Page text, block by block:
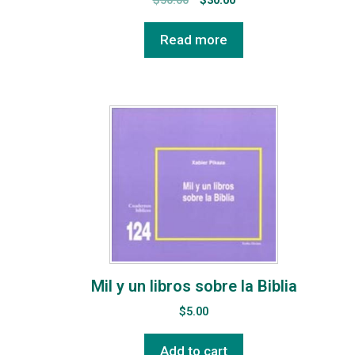
Read more
Mil y un libros sobre la Biblia
$5.00
Add to cart